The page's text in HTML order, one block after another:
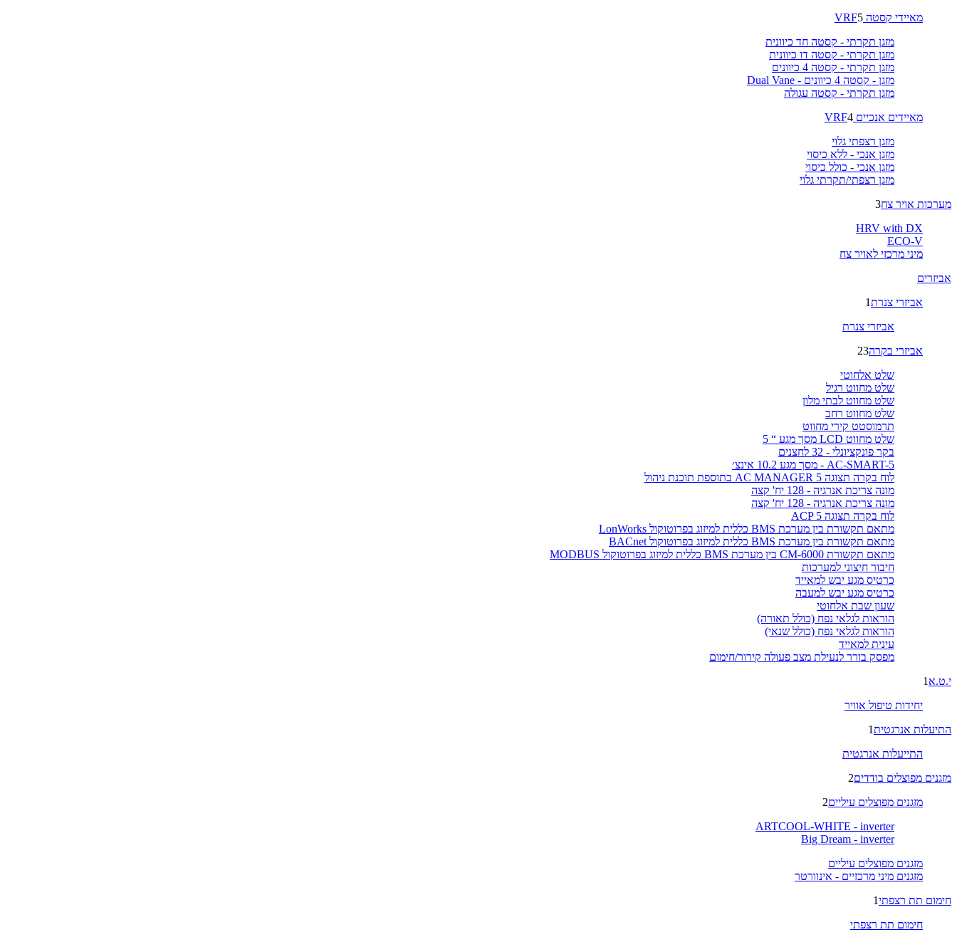
מאיידי קסטה VRF 5
מזגן תקרתי - קסטה חד כיוונית
מזגן תקרתי - קסטה דו כיוונית
מזגן תקרתי - קסטה 4 כיוונים
מזגן - קסטה 4 כיוונים - Dual Vane
מזגן תקרתי - קסטה עגולה
מאיידים אנכיים VRF 4
מזגן רצפתי גלוי
מזגן אנכי - ללא כיסוי
מזגן אנכי - כולל כיסוי
מזגן רצפתי/תקרתי גלוי
מערכות אויר צח3
HRV with DX
ECO-V
מיני מרכזי לאויר צח
אביזרים
אביזרי צנרת1
אביזרי צנרת
אביזרי בקרה23
שלט אלחוטי
שלט מחווט רגיל
שלט מחווט לבתי מלון
שלט מחווט רחב
תרמוסטט קירי מחווט
שלט מחווט LCD מסך מגע “ 5
בקר פונקציונלי - 32 לחצנים
AC-SMART-5 - מסך מגע 10.2 אינצ׳
לוח בקרה תצוגה AC MANAGER 5 בתוספת תוכנת ניהול
מונה צריכת אנרגיה - 128 יח' קצה
מונה צריכת אנרגיה - 128 יח' קצה
לוח בקרה תצוגה ACP 5
מתאם תקשורת בין מערכת BMS כללית למיזוג בפרוטוקול LonWorks
מתאם תקשורת בין מערכת BMS כללית למיזוג בפרוטוקול BACnet
מתאם תקשורת CM-6000 בין מערכת BMS כללית למיזוג בפרוטוקול MODBUS
חיבור חיצוני למערכות
כרטיס מגע יבש למאייד
כרטיס מגע יבש למעבה
שעון שבת אלחוטי
הוראות לגלאי נפח (כולל תאורה)
הוראות לגלאי נפח (כולל שנאי)
עינית למאייד
מפסק בורר לנעילת מצב פעולה קירור/חימום
י.ט.א 1
יחידות טיפול אוויר
התיעלות אנרגטית1
התייעלות אנרגטית
מזגנים מפוצלים בודדים2
מזגנים מפוצלים עיליים2
ARTCOOL-WHITE - inverter
Big Dream - inverter
מזגנים מפוצלים עיליים
מזגנים מיני מרכזיים - אינוורטר
חימום תת רצפתי1
חימום תת רצפתי